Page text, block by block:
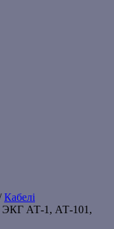
Кабелі
АТ-1, АТ-101,